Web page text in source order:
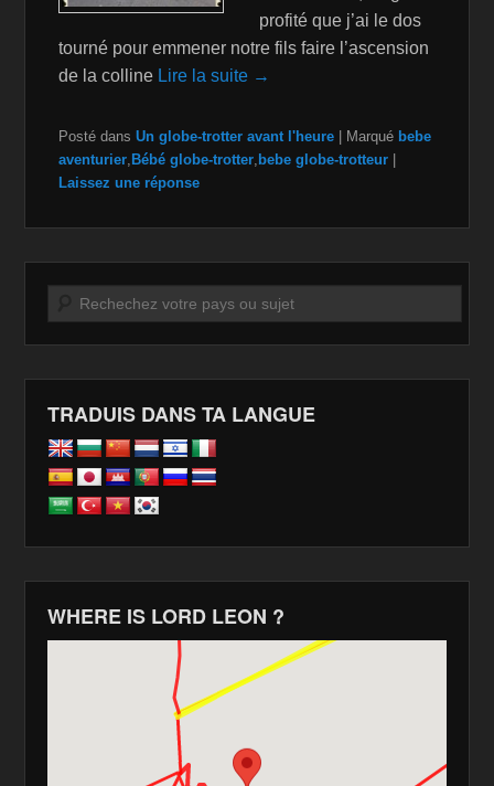
profité que j’ai le dos
tourné pour emmener notre fils faire l’ascension
de la colline Lire la suite →
Posté dans Un globe-trotter avant l'heure | Marqué bebe
aventurier Bébé globe-trotter bebe globe-trotteur |
Laissez une réponse
Recherche
TRADUIS DANS TA LANGUE
WHERE IS LORD LEON ?